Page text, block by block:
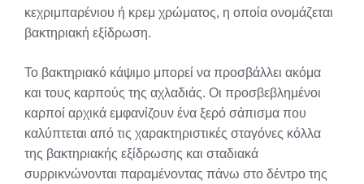
κεχριμπαρένιου ή κρεμ χρώματος, η οποία ονομάζεται
βακτηριακή εξίδρωση.
Το βακτηριακό κάψιμο μπορεί να προσβάλλει ακόμα
και τους καρπούς της αχλαδιάς. Οι προσβεβλημένοι
καρποί αρχικά εμφανίζουν ένα ξερό σάπισμα που
καλύπτεται από τις χαρακτηριστικές σταγόνες κόλλα
της βακτηριακής εξίδρωσης και σταδιακά
συρρικνώνονται παραμένοντας πάνω στο δέντρο της